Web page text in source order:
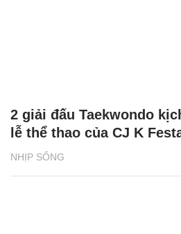
NHỊP SỐNG
2 giải đấu Taekwondo
lễ thể thao của CJ K